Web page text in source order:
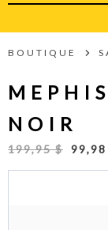
BOUTIQUE
NOIR
199,95 $ 99,98